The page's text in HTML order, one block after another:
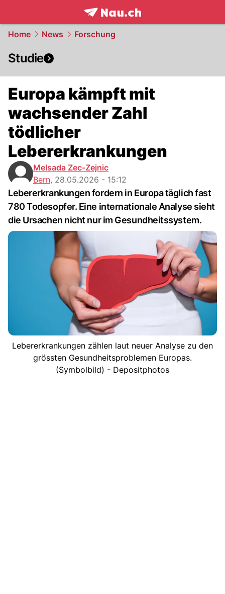
frontpage.NAU.ch
Home News Forschung
Studie
Europa kämpft mit
wachsender Zahl
tödlicher
Lebererkrankungen
Melsada Zec-Zejnic
Bern, 28.05.2026 - 15:12
Lebererkrankungen fordern in Europa täglich fast
780 Todesopfer. Eine internationale Analyse sieht
die Ursachen nicht nur im Gesundheitssystem.
Lebererkrankungen zählen laut neuer Analyse zu den
grössten Gesundheitsproblemen Europas.
(Symbolbild) - Depositphotos